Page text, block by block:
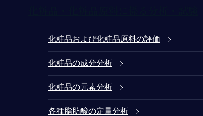
化粧品および化粧品原料の評価
化粧品の成分分析
化粧品の元素分析
各種脂肪酸の定量分析